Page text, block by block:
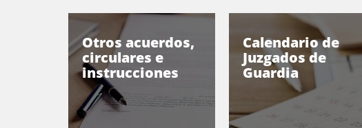
Otros acuerdos,
circulares e
instrucciones
Calendario de
Juzgados de
Guardia